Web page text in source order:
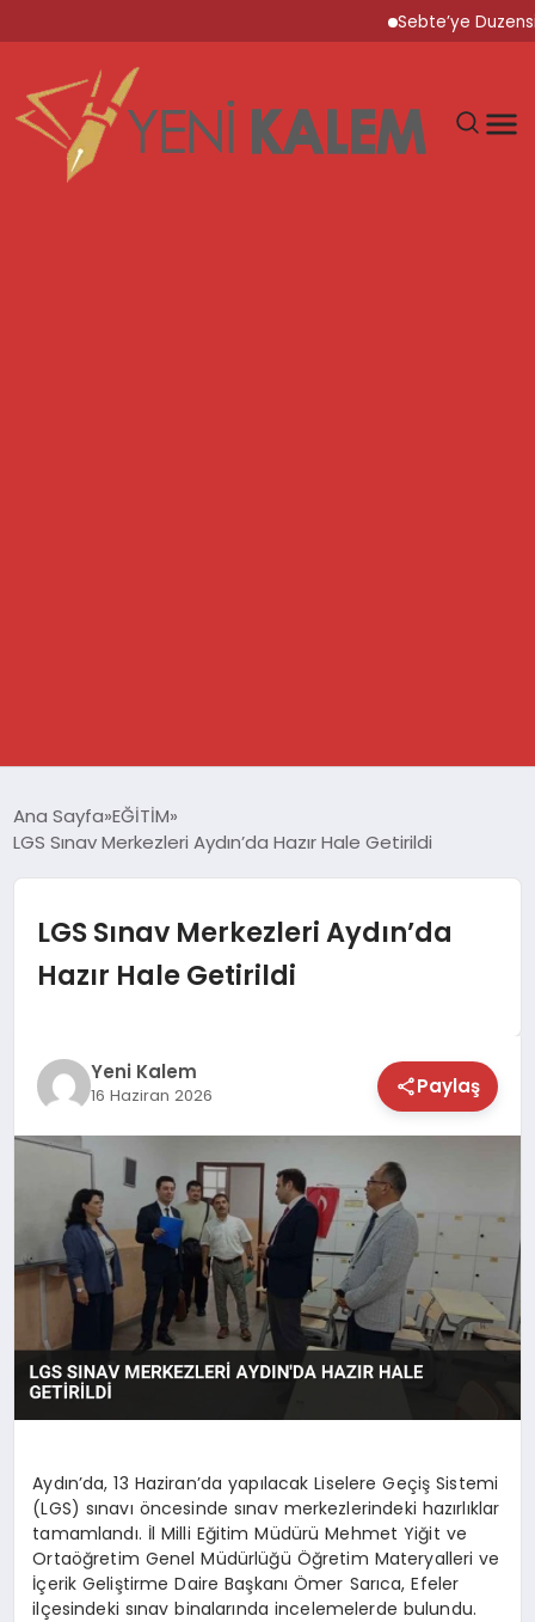
Sebte’ye Duzensiz
DÜNYA
EKONOMİ
TEKNOLOJİ
MAGAZİN
EĞİTİM
Ana Sayfa EĞİTİM
LGS Sınav Merkezleri Aydın’da Hazır Hale Getirildi
LGS Sınav Merkezleri Aydın’da
Hazır Hale Getirildi
Yeni Kalem
16 Haziran 2026 Paylaş
Aydın’da, 13 Haziran’da yapılacak Liselere Geçiş Sistemi
(LGS) sınavı öncesinde sınav merkezlerindeki hazırlıklar
tamamlandı. İl Milli Eğitim Müdürü Mehmet Yiğit ve
Ortaöğretim Genel Müdürlüğü Öğretim Materyalleri ve
İçerik Geliştirme Daire Başkanı Ömer Sarıca, Efeler
ilçesindeki sınav binalarında incelemelerde bulundu.